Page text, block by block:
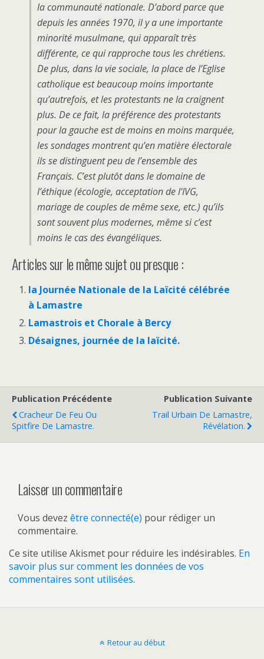
la communauté nationale. D’abord parce que
depuis les années 1970, il y a une importante
minorité musulmane, qui apparaît très
différente, ce qui rapproche tous les chrétiens.
De plus, dans la vie sociale, la place de l’Eglise
catholique est beaucoup moins importante
qu’autrefois, et les protestants ne la craignent
plus. De ce fait, la préférence des protestants
pour la gauche est de moins en moins marquée,
les sondages montrent qu’en matière électorale
ils se distinguent peu de l’ensemble des
Français. C’est plutôt dans le domaine de
l’éthique (écologie, acceptation de l’IVG,
mariage de couples de même sexe, etc.) qu’ils
sont souvent plus modernes, même si c’est
moins le cas des évangéliques.
Articles sur le même sujet ou presque :
la Journée Nationale de la Laïcité célébrée
à Lamastre
Lamastrois et Chorale à Bercy
Désaignes, journée de la laïcité.
Publication Précédente
Cracheur De Feu Ou
Spitfire De Lamastre.
Publication Suivante
Trail Urbain De Lamastre,
Révélation.
Laisser un commentaire
Vous devez être connecté(e) pour rédiger un
commentaire.
Ce site utilise Akismet pour réduire les indésirables. En
savoir plus sur comment les données de vos
commentaires sont utilisées.
Retour au début